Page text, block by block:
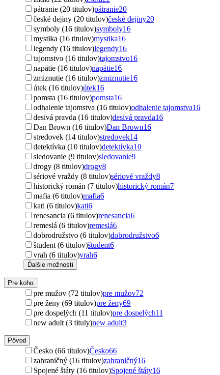
pátranie (20 titulov)pátranie20
české dejiny (20 titulov)české dejiny20
symboly (16 titulov)symboly16
mystika (16 titulov)mystika16
legendy (16 titulov)legendy16
tajomstvo (16 titulov)tajomstvo16
napätie (16 titulov)napätie16
zmiznutie (16 titulov)zmiznutie16
útek (16 titulov)útek16
pomsta (16 titulov)pomsta16
odhalenie tajomstva (16 titulov)odhalenie tajomstva16
desivá pravda (16 titulov)desivá pravda16
Dan Brown (16 titulov)Dan Brown16
stredovek (14 titulov)stredovek14
detektívka (10 titulov)detektívka10
sledovanie (9 titulov)sledovanie9
drogy (8 titulov)drogy8
sériové vraždy (8 titulov)sériové vraždy8
historický román (7 titulov)historický román7
mafia (6 titulov)mafia6
kati (6 titulov)kati6
renesancia (6 titulov)renesancia6
remeslá (6 titulov)remeslá6
dobrodružstvo (6 titulov)dobrodružstvo6
študent (6 titulov)študent6
vrah (6 titulov)vrah6
Ďalšie možnosti
Pre koho
pre mužov (72 titulov)pre mužov72
pre ženy (69 titulov)pre ženy69
pre dospelých (11 titulov)pre dospelých11
new adult (3 tituly)new adult3
Pôvod
Česko (66 titulov)Česko66
zahraničný (16 titulov)zahraničný16
Spojené štáty (16 titulov)Spojené štáty16